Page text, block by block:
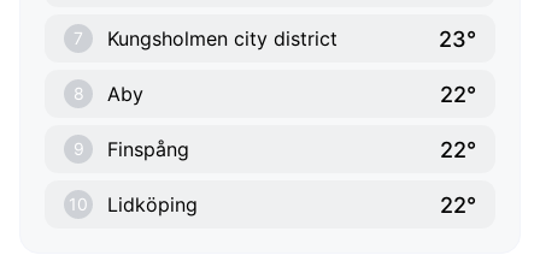
7 Kungsholmen city district 23°
8 Aby 22°
9 Finspång 22°
10 Lidköping 22°